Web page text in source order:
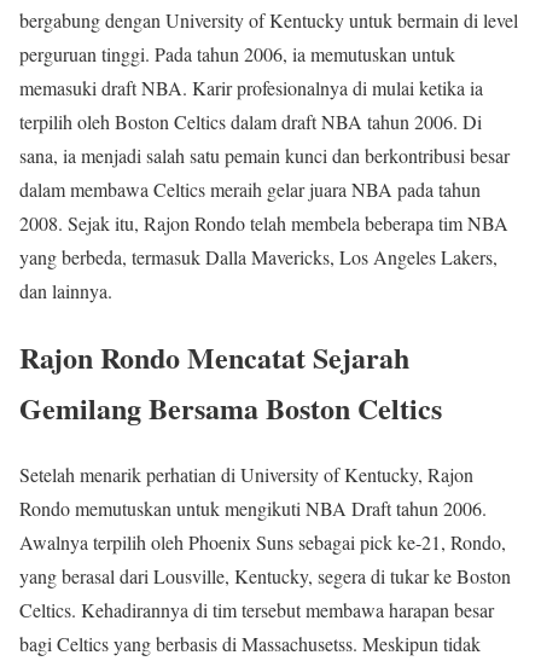
bergabung dengan University of Kentucky untuk bermain di level
perguruan tinggi. Pada tahun 2006, ia memutuskan untuk
memasuki draft NBA. Karir profesionalnya di mulai ketika ia
terpilih oleh Boston Celtics dalam draft NBA tahun 2006. Di
sana, ia menjadi salah satu pemain kunci dan berkontribusi besar
dalam membawa Celtics meraih gelar juara NBA pada tahun
2008. Sejak itu, Rajon Rondo telah membela beberapa tim NBA
yang berbeda, termasuk Dalla Mavericks, Los Angeles Lakers,
dan lainnya.
Rajon Rondo Mencatat Sejarah
Gemilang Bersama Boston Celtics
Setelah menarik perhatian di University of Kentucky, Rajon
Rondo memutuskan untuk mengikuti NBA Draft tahun 2006.
Awalnya terpilih oleh Phoenix Suns sebagai pick ke-21, Rondo,
yang berasal dari Lousville, Kentucky, segera di tukar ke Boston
Celtics. Kehadirannya di tim tersebut membawa harapan besar
bagi Celtics yang berbasis di Massachusetss. Meskipun tidak